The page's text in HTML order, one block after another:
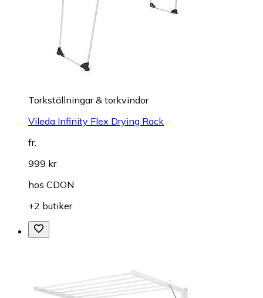
Torkställningar & torkvindor
Vileda Infinity Flex Drying Rack
fr.
999 kr
hos CDON
+2 butiker